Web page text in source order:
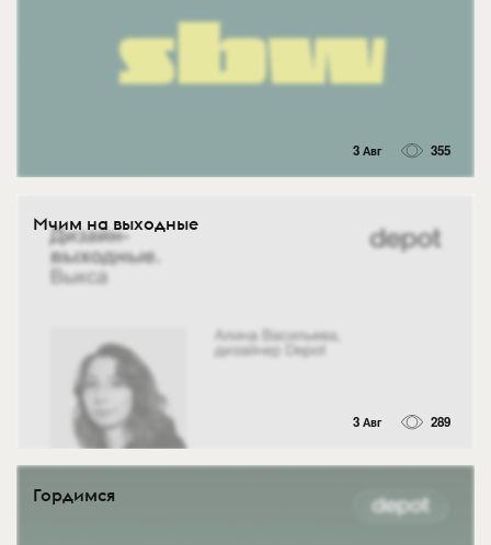
3 Авг 355
Мчим на выходные
3 Авг 289
Гордимся